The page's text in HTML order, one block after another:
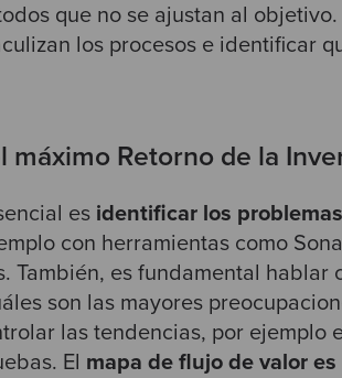
que no se ajustan al
los procesos e identificar
máximo Retorno de la
es identificar los
con herramientas como
También, es fundamental hablar
son las mayores
las tendencias, por ejemplo
El mapa de flujo de valor